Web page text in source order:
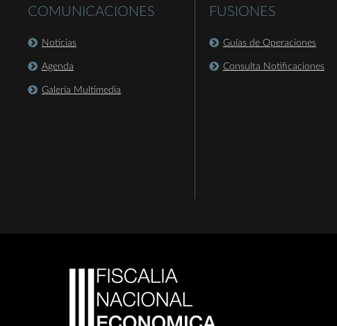
COMUNICACIONES
Noticias
Agenda
Galería Multimedia
FUSIONES
Guías de Operaciones
Consulta Notificaciones